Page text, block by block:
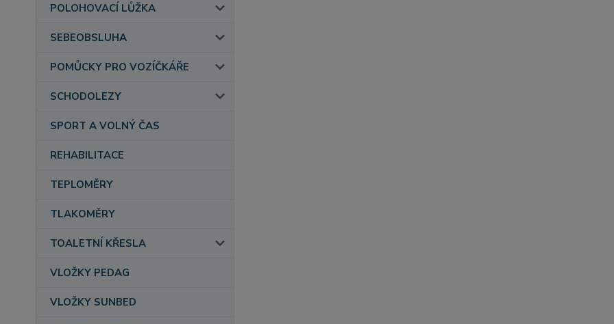
POLOHOVACÍ LŮŽKA
SEBEOBSLUHA
POMŮCKY PRO VOZÍČKÁŘE
SCHODOLEZY
SPORT A VOLNÝ ČAS
REHABILITACE
TEPLOMĚRY
TLAKOMĚRY
TOALETNÍ KŘESLA
VLOŽKY PEDAG
VLOŽKY SUNBED